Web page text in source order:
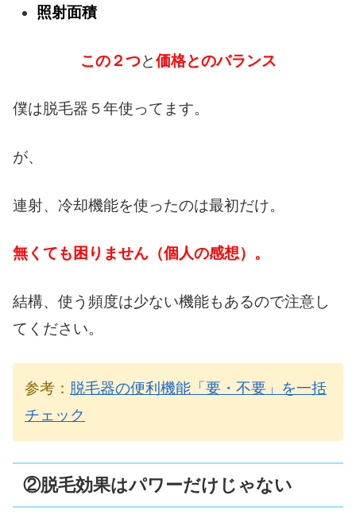
照射面積
この２つと価格とのバランス
僕は脱毛器５年使ってます。
が、
連射、冷却機能を使ったのは最初だけ。
無くても困りません（個人の感想）。
結構、使う頻度は少ない機能もあるので注意し
てください。
参考： 脱毛器の便利機能「要・不要」を一括
チェック
②脱毛効果はパワーだけじゃない